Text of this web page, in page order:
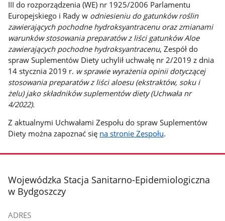
III do rozporządzenia (WE) nr 1925/2006 Parlamentu
Europejskiego i Rady w odniesieniu do gatunków roślin
zawierających pochodne hydroksyantracenu oraz zmianami
warunków stosowania preparatów z liści gatunków Aloe
zawierających pochodne hydroksyantracenu, Zespół do
spraw Suplementów Diety uchylił uchwałę nr 2/2019 z dnia
14 stycznia 2019 r. w sprawie wyrażenia opinii dotyczącej
stosowania preparatów z liści aloesu (ekstraktów, soku i
żelu) jako składników suplementów diety (Uchwała nr
4/2022).
Z aktualnymi Uchwałami Zespołu do spraw Suplementów
Diety można zapoznać się na stronie Zespołu.
stopka
Wojewódzka Stacja Sanitarno-Epidemiologiczna
w Bydgoszczy
ADRES